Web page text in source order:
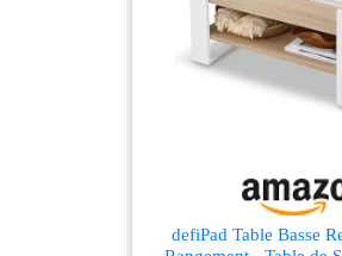
qualité font du nettoyage un jeu
de salon avec rangement restera
Le montage est facile avec des
des outils
defiPad Table Basse